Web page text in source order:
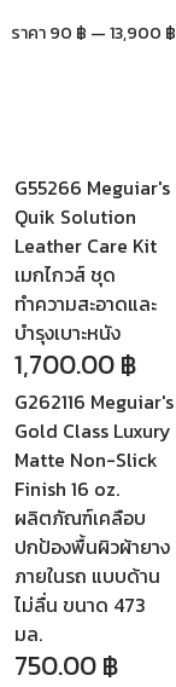
ราคา90 ฿ —13,900 ฿
G55266 Meguiar's
Quik Solution
Leather Care Kit
เมกไกวส์ ชุด
ทำความสะอาดและ
บำรุงเบาะหนัง
1,700.00฿
G262116 Meguiar's
Gold Class Luxury
Matte Non-Slick
Finish 16 oz.
ผลิตภัณฑ์เคลือบ
ปกป้องพื้นผิวผ้ายาง
ภายในรถ แบบด้าน
ไม่ลื่น ขนาด 473
มล.
750.00฿